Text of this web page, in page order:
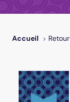
Accueil Retour